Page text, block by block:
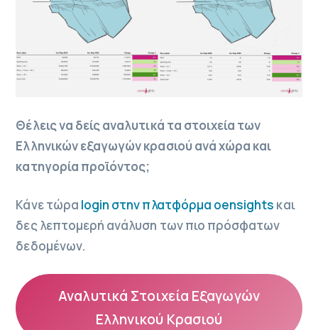
Θέλεις να δείς αναλυτικά τα στοιχεία των
Ελληνικών εξαγωγών κρασιού ανά χώρα και
κατηγορία προϊόντος;
Κάνε τώρα login στην πλατφόρμα oensights και
δες λεπτομερή ανάλυση των πιο πρόσφατων
δεδομένων.
Αναλυτικά Στοιχεία Εξαγωγών
Ελληνικού Κρασιού